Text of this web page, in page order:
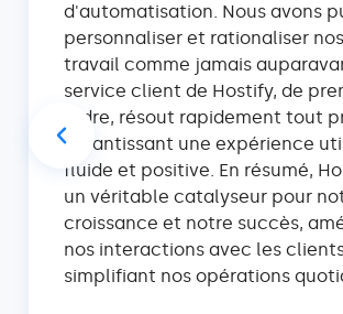
d'automatisation. Nous avons
personnaliser et rationaliser
travail comme jamais
service client de Hostify, de
ordre, résout rapidement tout
garantissant une expérience
fluide et positive. En résumé,
un véritable catalyseur pour
croissance et notre succès,
nos interactions avec les
simplifiant nos opérations